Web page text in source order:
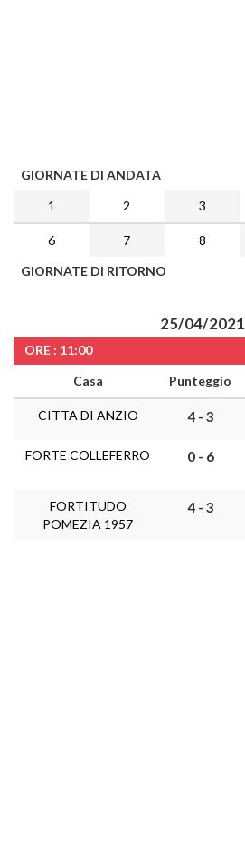
GIORNATE DI ANDATA
1
2 3
6 7 8
GIORNATE DI RITORNO
25/04/2021
ORE : 11:00
Casa
Punteggio
CITTA DI ANZIO 4 - 3
FORTE COLLEFERRO 0 - 6
FORTITUDO
POMEZIA 1957
4 - 3